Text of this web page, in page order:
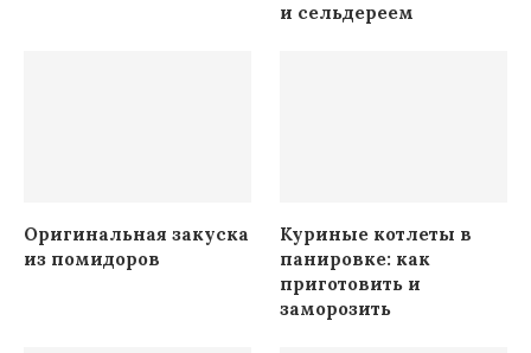
и сельдереем
Оригинальная закуска
из помидоров
Куриные котлеты в
панировке: как
приготовить и
заморозить